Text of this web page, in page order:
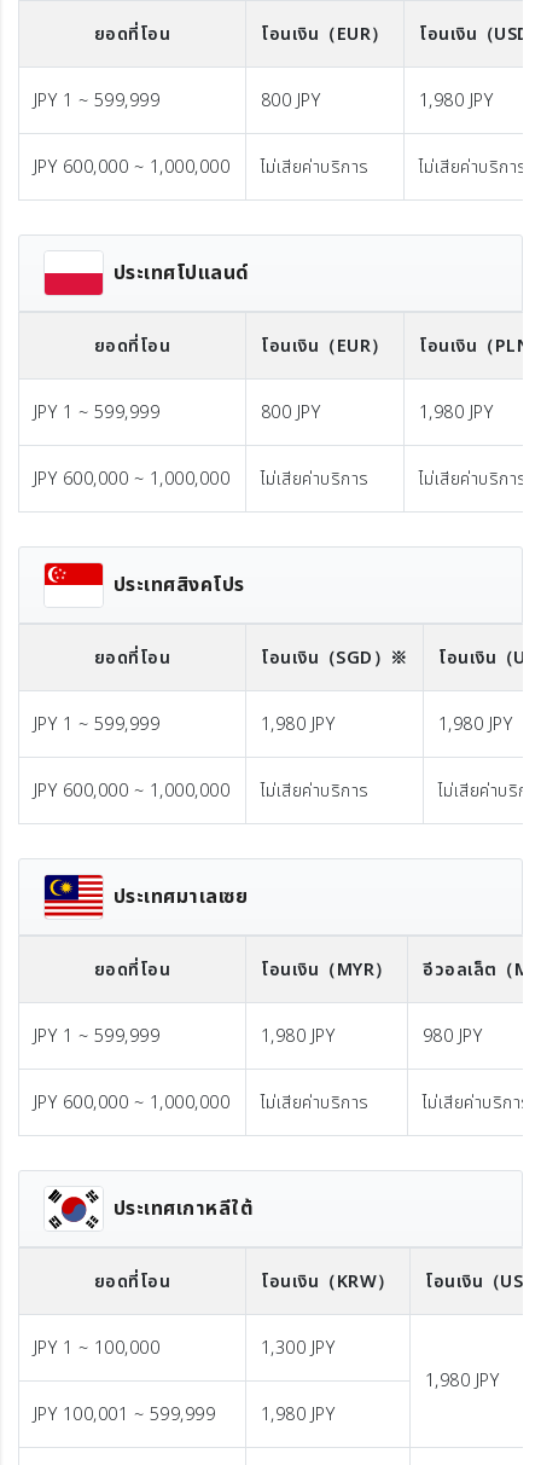
ยอดที่โอน โอนเงิน （EUR） โอนเงิน （
JPY 1 ~ 599,999 800 JPY 1,980 JPY
JPY 600,000 ~ 1,000,000 ไม่เสียค่าบริการ ไม่เสียค่าบริการ
ประเทศโปแลนด์
ยอดที่โอน โอนเงิน （EUR） โอนเงิน （PLN
JPY 1 ~ 599,999 800 JPY 1,980 JPY
JPY 600,000 ~ 1,000,000 ไม่เสียค่าบริการ ไม่เสียค่าบริการ
ประเทศสิงคโปร
ยอดที่โอน โอนเงิน （SGD）※ โอนเงิน （
JPY 1 ~ 599,999 1,980 JPY 1,980 JPY
JPY 600,000 ~ 1,000,000 ไม่เสียค่าบริการ ไม่เสียค่าบริก
ประเทศมาเลเซย
ยอดที่โอน โอนเงิน （MYR） อีวอลเล็ต （
JPY 1 ~ 599,999 1,980 JPY 980 JPY
JPY 600,000 ~ 1,000,000 ไม่เสียค่าบริการ ไม่เสียค่าบริการ
ประเทศเกาหลีใต้
ยอดที่โอน โอนเงิน （KRW） โอนเงิน （
JPY 1 ~ 100,000
1,300 JPY
1,980 JPY
JPY 100,001 ~ 599,999
1,980 JPY